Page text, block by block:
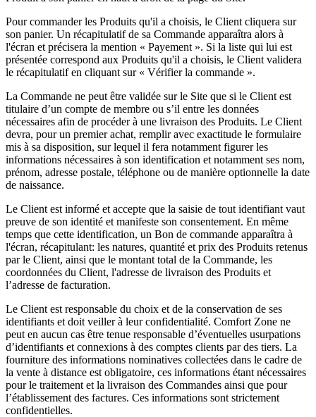
Pour commander les Produits qu'il a choisis, le Client cliquera sur
son panier. Un récapitulatif de sa Commande apparaîtra alors à
l'écran et précisera la mention « Payement ». Si la liste qui lui est
présentée correspond aux Produits qu'il a choisis, le Client validera
le récapitulatif en cliquant sur « Vérifier la commande ».
La Commande ne peut être validée sur le Site que si le Client est
titulaire d’un compte de membre ou s’il entre les données
nécessaires afin de procéder à une livraison des Produits. Le Client
devra, pour un premier achat, remplir avec exactitude le formulaire
mis à sa disposition, sur lequel il fera notamment figurer les
informations nécessaires à son identification et notamment ses nom,
prénom, adresse postale, téléphone ou de manière optionnelle la date
de naissance.
Le Client est informé et accepte que la saisie de tout identifiant vaut
preuve de son identité et manifeste son consentement. En même
temps que cette identification, un Bon de commande apparaîtra à
l'écran, récapitulant: les natures, quantité et prix des Produits retenus
par le Client, ainsi que le montant total de la Commande, les
coordonnées du Client, l'adresse de livraison des Produits et
l’adresse de facturation.
Le Client est responsable du choix et de la conservation de ses
identifiants et doit veiller à leur confidentialité. Comfort Zone ne
peut en aucun cas être tenue responsable d’éventuelles usurpations
d’identifiants et connexions à des comptes clients par des tiers. La
fourniture des informations nominatives collectées dans le cadre de
la vente à distance est obligatoire, ces informations étant nécessaires
pour le traitement et la livraison des Commandes ainsi que pour
l’établissement des factures. Ces informations sont strictement
confidentielles.